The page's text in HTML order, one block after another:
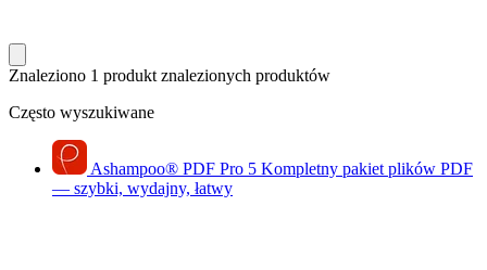
Znaleziono 1 produkt znalezionych produktów
Często wyszukiwane
Ashampoo® PDF Pro 5 Kompletny pakiet plików PDF
— szybki, wydajny, łatwy